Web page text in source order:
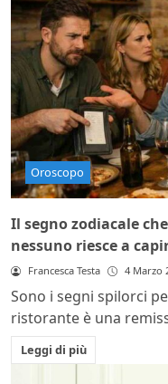
Oroscopo
Il segno zodiacale
nessuno riesce a
Francesca Testa 4 Marzo
Sono i segni spilorci
ristorante è una
Leggi di più